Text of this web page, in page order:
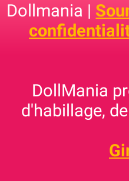
Dollmania |
DollMania
d'habillage,